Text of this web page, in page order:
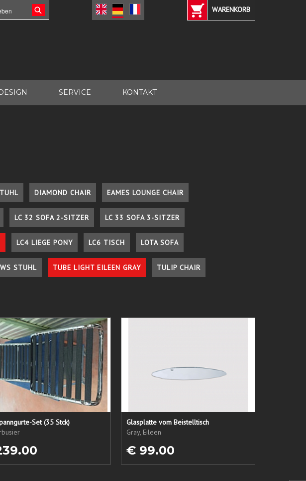
WARENKORB
SERVICE KONTAKT
DIAMOND CHAIR EAMES LOUNGE CHAIR
LC 32 SOFA 2-SITZER LC 33 SOFA 3-SITZER
LC4 LIEGE PONY LC6 TISCH LOTA SOFA
STUHL TUBE LIGHT EILEEN GRAY TULIP CHAIR
Set (35 Stck)
Glasplatte vom Beistelltisch
Gray, Eileen
€ 99.00